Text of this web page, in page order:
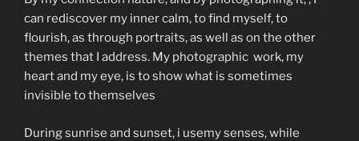
can rediscover my inner calm, to find myself, to
flourish, as through portraits, as well as on the other
themes that I address. My photographic work, my
heart and my eye, is to show what is sometimes
invisible to themselves
During sunrise and sunset, i usemy senses, while